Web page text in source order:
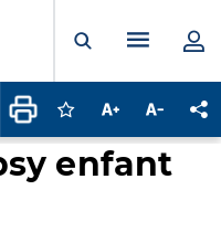
Ouvrir laMenu
Connectez-vous
Augmenter la
enfant